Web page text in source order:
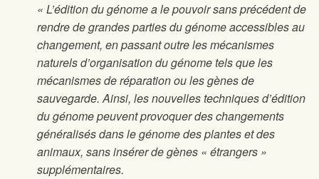
« L’édition du génome a le pouvoir sans précédent de
rendre de grandes parties du génome accessibles au
changement, en passant outre les mécanismes
naturels d’organisation du génome tels que les
mécanismes de réparation ou les gènes de
sauvegarde. Ainsi, les nouvelles techniques d’édition
du génome peuvent provoquer des changements
généralisés dans le génome des plantes et des
animaux, sans insérer de gènes « étrangers »
supplémentaires.